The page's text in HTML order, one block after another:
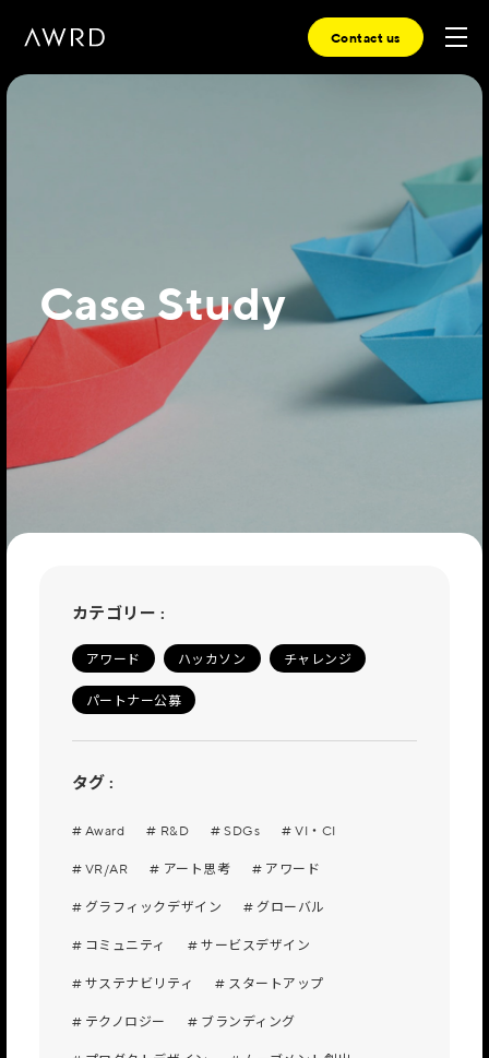
Contact us
Case Study
カテゴリー :
アワード ハッカソン チャレンジ
パートナー公募
タグ :
# Award # R&D # SDGs # VI・CI
# VR/AR # アート思考 # アワード
# グラフィックデザイン # グローバル
# コミュニティ # サービスデザイン
# サステナビリティ # スタートアップ
# テクノロジー # ブランディング